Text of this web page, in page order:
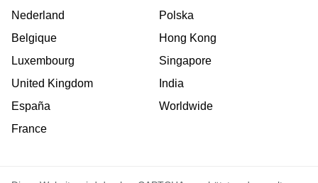
Nederland
Belgique
Luxembourg
United Kingdom
España
France
Polska
Hong Kong
Singapore
India
Worldwide